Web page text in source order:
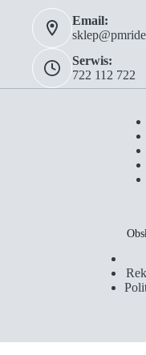
Email:
Serwis:
722 112 722